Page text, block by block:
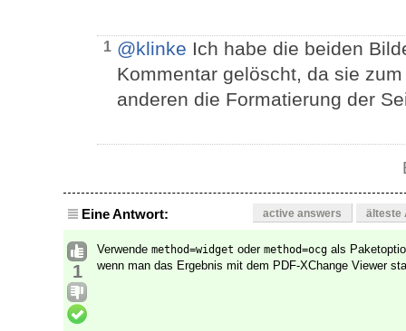
1 @klinke Ich habe die beiden
Kommentar gelöscht, da sie
anderen die Formatierung der
Eine Antwort: active answers älteste
1
Verwende method=widget oder method=ocg als
wenn man das Ergebnis mit dem PDF-XChange Viewer